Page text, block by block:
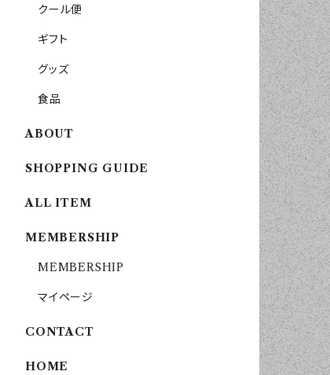
クール便
ギフト
グッズ
食品
ABOUT
SHOPPING GUIDE
ALL ITEM
MEMBERSHIP
MEMBERSHIP
マイページ
CONTACT
HOME